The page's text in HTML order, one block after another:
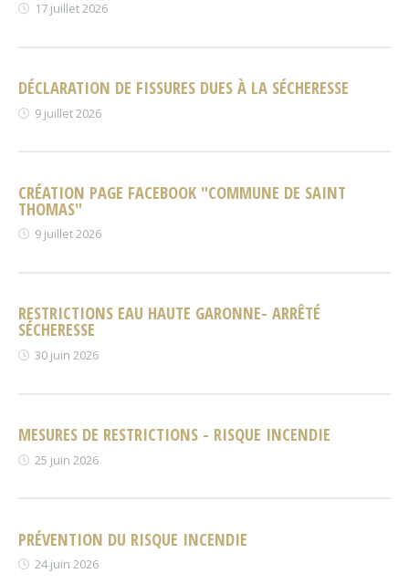
17 juillet 2026
DÉCLARATION DE FISSURES DUES À LA SÉCHERESSE
9 juillet 2026
CRÉATION PAGE FACEBOOK "COMMUNE DE SAINT
THOMAS"
9 juillet 2026
RESTRICTIONS EAU HAUTE GARONNE- ARRÊTÉ
SÉCHERESSE
30 juin 2026
MESURES DE RESTRICTIONS - RISQUE INCENDIE
25 juin 2026
PRÉVENTION DU RISQUE INCENDIE
24 juin 2026